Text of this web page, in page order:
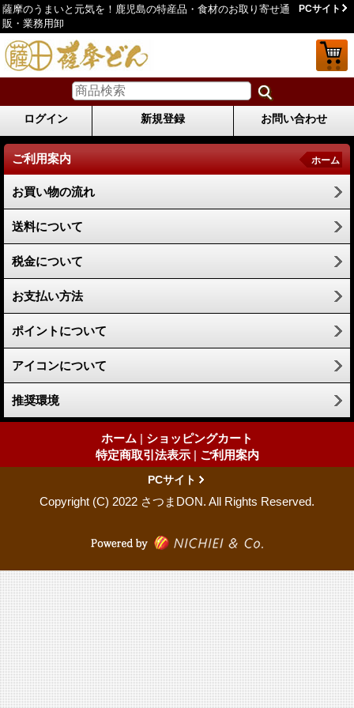
薩摩のうまいと元気を！鹿児島の特産品・食材のお取り寄せ通
販・業務用卸
PCサイト
ログイン 新規登録 お問い合わせ
ご利用案内 ホーム
お買い物の流れ
送料について
税金について
お支払い方法
ポイントについて
アイコンについて
推奨環境
ホーム | ショッピングカート
特定商取引法表示 | ご利用案内
PCサイト
Copyright (C) 2022 さつまDON. All Rights Reserved.